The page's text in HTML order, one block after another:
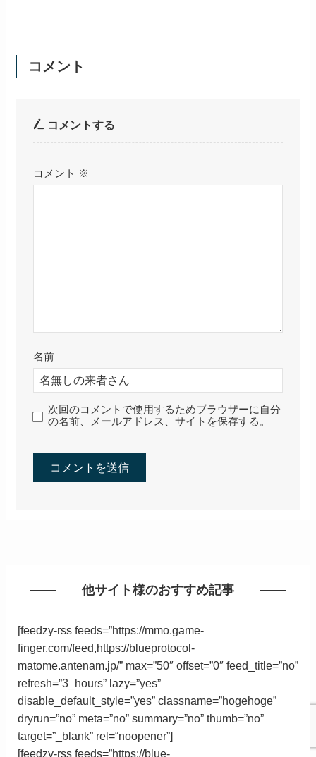
コメント
コメントする
コメント ※
名前
次回のコメントで使用するためブラウザーに自分
の名前、メールアドレス、サイトを保存する。
他サイト様のおすすめ記事
[feedzy-rss feeds=”https://mmo.game-
finger.com/feed,https://blueprotocol-
matome.antenam.jp/” max=”50″ offset=”0″ feed_title=”no”
refresh=”3_hours” lazy=”yes”
disable_default_style=”yes” classname=”hogehoge”
dryrun=”no” meta=”no” summary=”no” thumb=”no”
target=”_blank” rel=“noopener”]
[feedzy-rss feeds=”https://blue-